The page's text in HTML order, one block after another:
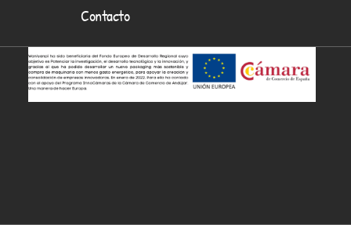
Contacto